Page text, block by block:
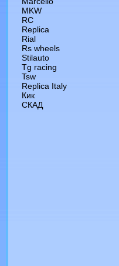
MKW
RC
Replica
Rial
Rs wheels
Stilauto
Tg racing
Tsw
Replica Italy
Кик
СКАД